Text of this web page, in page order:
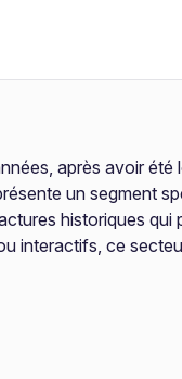
après avoir
un segment
historiques
ce